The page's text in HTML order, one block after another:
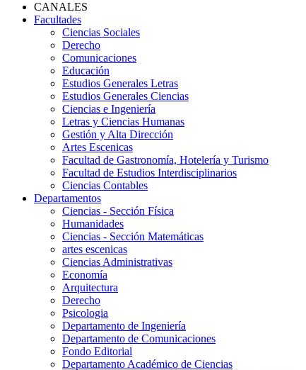
CANALES
Facultades
Ciencias Sociales
Derecho
Comunicaciones
Educación
Estudios Generales Letras
Estudios Generales Ciencias
Ciencias e Ingeniería
Letras y Ciencias Humanas
Gestión y Alta Dirección
Artes Escenicas
Facultad de Gastronomía, Hotelería y Turismo
Facultad de Estudios Interdisciplinarios
Ciencias Contables
Departamentos
Ciencias - Sección Física
Humanidades
Ciencias - Sección Matemáticas
artes escenicas
Ciencias Administrativas
Economía
Arquitectura
Derecho
Psicologia
Departamento de Ingeniería
Departamento de Comunicaciones
Fondo Editorial
Departamento Académico de Ciencias